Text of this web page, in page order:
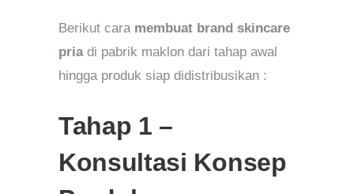
Berikut cara membuat brand skincare
priadi pabrik maklon dari tahap awal
hingga produk siap didistribusikan :
Tahap 1 –
Konsultasi Konsep